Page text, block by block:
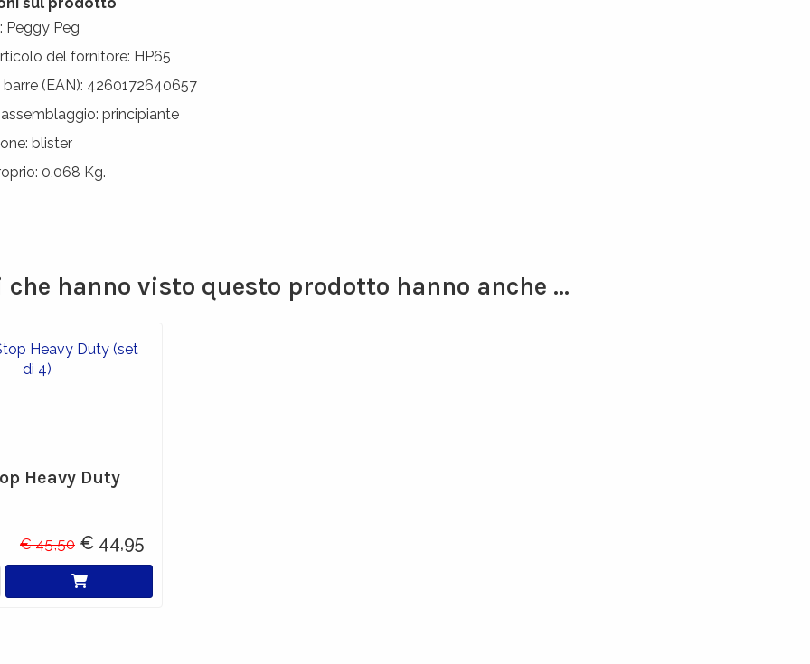
Peggy Peg
del fornitore: HP65
(EAN): 4260172640657
principiante
blister
0,068 Kg.
hanno visto questo prodotto hanno anche ...
Heavy Duty
€ 45,50€ 44,95